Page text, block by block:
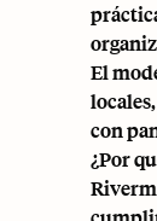
El
con
¿Por